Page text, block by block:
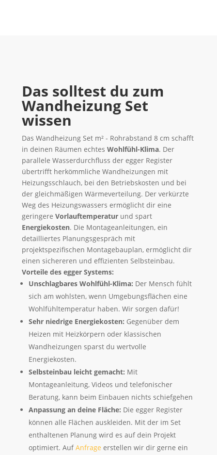
Das solltest du zum
Wandheizung Set
wissen
Das Wandheizung Set m² - Rohrabstand 8 cm schafft
in deinen Räumen echtes Wohlfühl-Klima. Der
parallele Wasserdurchfluss der egger Register
übertrifft herkömmliche Wandheizungen mit
Heizungsschlauch, bei den Betriebskosten und bei
der gleichmäßigen Wärmeverteilung. Der verkürzte
Weg des Heizungswassers ermöglicht dir eine
geringere Vorlauftemperaturund spart
Energiekosten. Die Montageanleitungen, ein
detailliertes Planungsgespräch mit
projektspezifischen Montagebauplan, ermöglicht dir
einen sichereren und effizienten Selbsteinbau.
Vorteile des egger Systems:
Unschlagbares Wohlfühl-Klima: Der Mensch fühlt
sich am wohlsten, wenn Umgebungsflächen eine
Wohlfühltemperatur haben. Wir sorgen dafür!
Sehr niedrige Energiekosten: Gegenüber dem
Heizen mit Heizkörpern oder klassischen
Wandheizungen sparst du wertvolle
Energiekosten.
Selbsteinbau leicht gemacht: Mit
Montageanleitung, Videos und telefonischer
Beratung, kann beim Einbauen nichts schiefgehen
Anpassung an deine Fläche: Die egger Register
können alle Flächen auskleiden. Mit der im Set
enthaltenen Planung wird es auf dein Projekt
optimiert. AufAnfrage erstellen wir dir gerne ein